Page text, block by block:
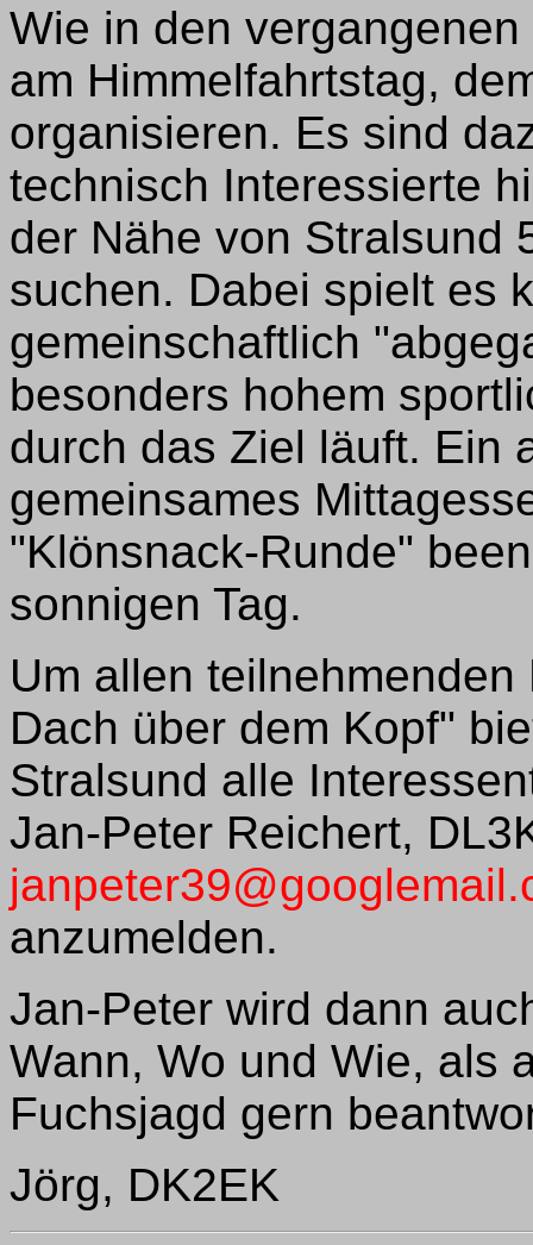
Wie in den
am Himmelfahrtstag,
organisieren. Es sind
technisch Interessierte
der Nähe von Stralsund
suchen. Dabei spielt es
gemeinschaftlich
besonders hohem
durch das Ziel läuft. Ein
gemeinsames
"Klönsnack-Runde"
sonnigen Tag.
Um allen
Dach über dem Kopf"
Stralsund alle
Jan-Peter Reichert,
anzumelden.
Jan-Peter wird dann
Wann, Wo und Wie, als
Fuchsjagd gern
Jörg, DK2EK